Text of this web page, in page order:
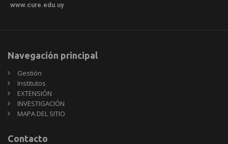
www.cure.edu.uy
Navegación principal
Gestión
Institutos
EXTENSIÓN
INVESTIGACIÓN
MAPA DEL SITIO
Contacto